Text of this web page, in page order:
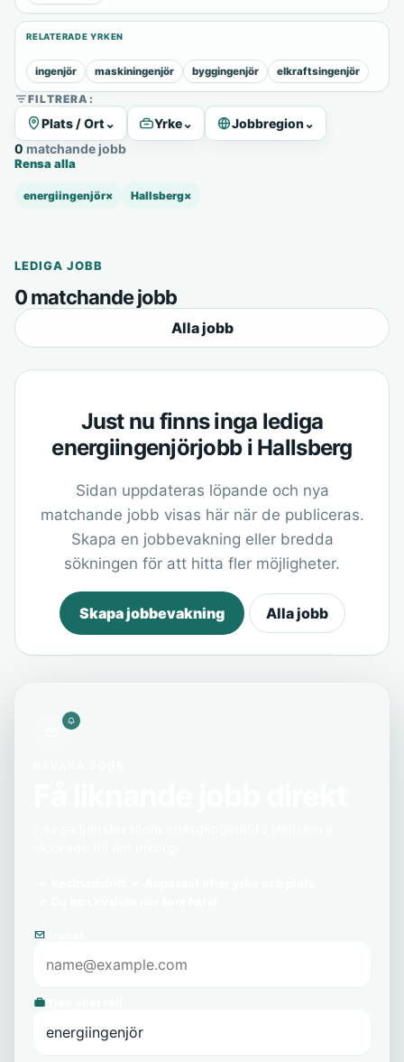
RELATERADE YRKEN
ingenjör maskiningenjör byggingenjör elkraftsingenjör
FILTRERA:
Plats / Ort ⌄ Yrke⌄ Jobbregion⌄
0 matchande jobb
Rensa alla
energiingenjör× Hallsberg×
LEDIGA JOBB
0 matchande jobb
Alla jobb
Just nu finns inga lediga
energiingenjörjobb i Hallsberg
Sidan uppdateras löpande och nya
matchande jobb visas här när de publiceras.
Skapa en jobbevakning eller bredda
sökningen för att hitta fler möjligheter.
Skapa jobbevakning Alla jobb